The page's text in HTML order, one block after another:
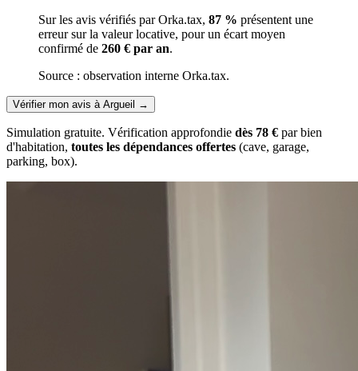
Sur les avis vérifiés par Orka.tax, 87 % présentent une
erreur sur la valeur locative, pour un écart moyen
confirmé de 260 € par an.
Source : observation interne Orka.tax.
Vérifier mon avis à Argueil →
Simulation gratuite. Vérification approfondie dès 78 € par bien
d'habitation, toutes les dépendances offertes (cave, garage,
parking, box).